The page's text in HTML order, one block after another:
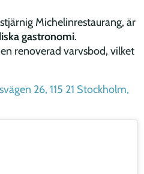
Michelinrestaurang, är
gastronomi.
renoverad varvsbod, vilket
26, 115 21 Stockholm,